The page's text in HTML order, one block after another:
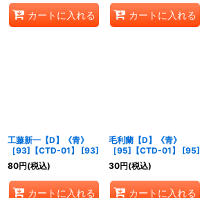
カートに入れる カートに入れる
工藤新一【D】《青》
［93]【CTD-01】
[93]
80円(税込)
カートに入れる
毛利蘭【D】《青》
［95]【CTD-01】
[95]
30円(税込)
カートに入れる